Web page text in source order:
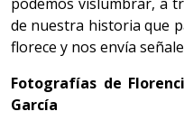
de nuestra historia que
florece y nos envía
Fotografías de
García